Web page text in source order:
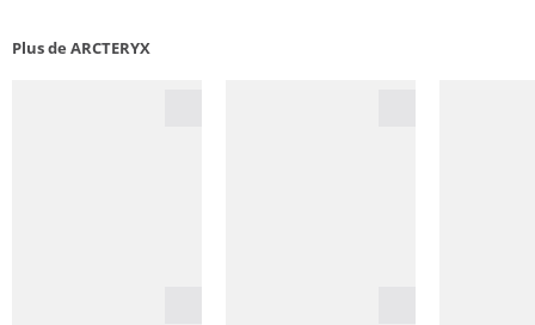
Plus de ARCTERYX